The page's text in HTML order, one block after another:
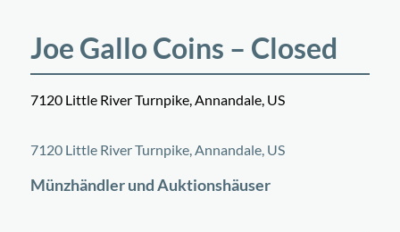
Joe Gallo Coins – Closed
7120 Little River Turnpike, Annandale, US
+
7120 Little River Turnpike, Annandale, US
Münzhändler und Auktionshäuser